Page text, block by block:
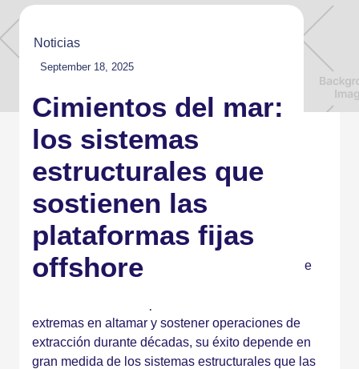
Noticias
September 18, 2025
Cimientos del mar:
los sistemas
estructurales que
sostienen las
plataformas fijas
offshore
Las plataformas marinas fijas representan una de
extremas en altamar y sostener operaciones de
extracción durante décadas, su éxito depende en
gran medida de los sistemas estructurales que las